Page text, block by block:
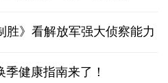
胜》看解放军强大侦察能力
健康指南来了！